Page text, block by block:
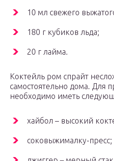
10 мл свежего
180 г кубиков льда;
20 г лайма.
Коктейль ром спрайт
самостоятельно дома. Для
необходимо иметь
хайбол – высокий
соковыжималку-пресс;